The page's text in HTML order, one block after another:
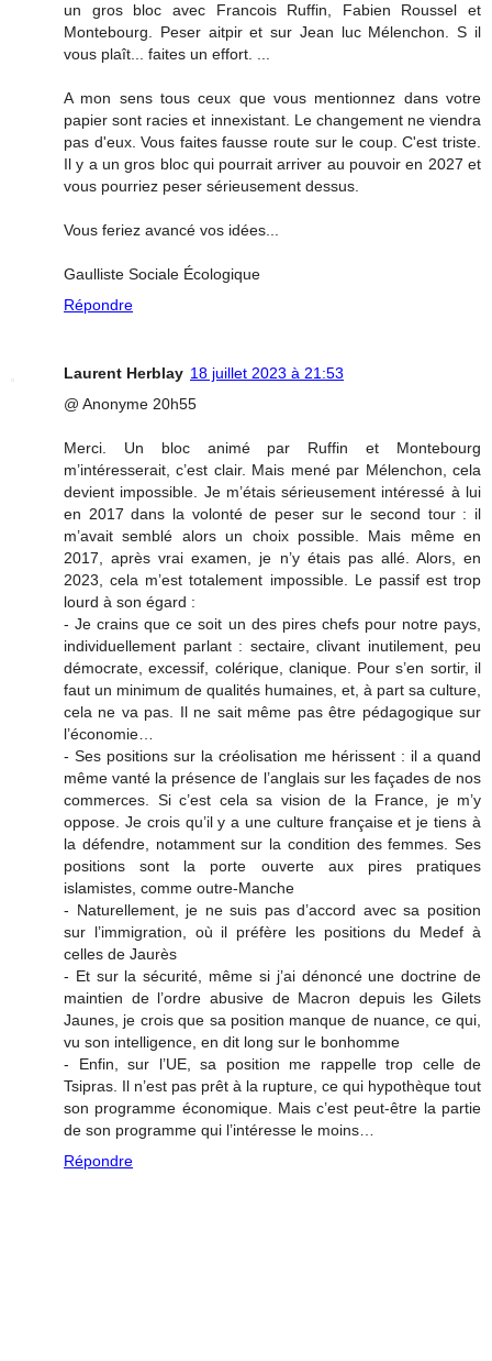
un gros bloc avec Francois Ruffin, Fabien Roussel et
Montebourg. Peser aitpir et sur Jean luc Mélenchon. S il
vous plaît... faites un effort. ...
A mon sens tous ceux que vous mentionnez dans votre
papier sont racies et innexistant. Le changement ne viendra
pas d'eux. Vous faites fausse route sur le coup. C'est triste.
Il y a un gros bloc qui pourrait arriver au pouvoir en 2027 et
vous pourriez peser sérieusement dessus.
Vous feriez avancé vos idées...
Gaulliste Sociale Écologique
Répondre
Laurent Herblay 18 juillet 2023 à 21:53
@ Anonyme 20h55
Merci. Un bloc animé par Ruffin et Montebourg
m’intéresserait, c’est clair. Mais mené par Mélenchon, cela
devient impossible. Je m’étais sérieusement intéressé à lui
en 2017 dans la volonté de peser sur le second tour : il
m’avait semblé alors un choix possible. Mais même en
2017, après vrai examen, je n’y étais pas allé. Alors, en
2023, cela m’est totalement impossible. Le passif est trop
lourd à son égard :
- Je crains que ce soit un des pires chefs pour notre pays,
individuellement parlant : sectaire, clivant inutilement, peu
démocrate, excessif, colérique, clanique. Pour s’en sortir, il
faut un minimum de qualités humaines, et, à part sa culture,
cela ne va pas. Il ne sait même pas être pédagogique sur
l’économie…
- Ses positions sur la créolisation me hérissent : il a quand
même vanté la présence de l’anglais sur les façades de nos
commerces. Si c’est cela sa vision de la France, je m’y
oppose. Je crois qu’il y a une culture française et je tiens à
la défendre, notamment sur la condition des femmes. Ses
positions sont la porte ouverte aux pires pratiques
islamistes, comme outre-Manche
- Naturellement, je ne suis pas d’accord avec sa position
sur l’immigration, où il préfère les positions du Medef à
celles de Jaurès
- Et sur la sécurité, même si j’ai dénoncé une doctrine de
maintien de l’ordre abusive de Macron depuis les Gilets
Jaunes, je crois que sa position manque de nuance, ce qui,
vu son intelligence, en dit long sur le bonhomme
- Enfin, sur l’UE, sa position me rappelle trop celle de
Tsipras. Il n’est pas prêt à la rupture, ce qui hypothèque tout
son programme économique. Mais c’est peut-être la partie
de son programme qui l’intéresse le moins…
Répondre